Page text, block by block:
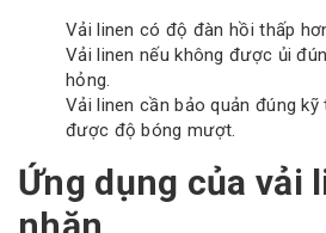
Vải linen có độ đàn hồi thấp
Vải linen nếu không được ủi
hỏng.
Vải linen cần bảo quản đúng
được độ bóng mượt.
Ứng dụng của vải